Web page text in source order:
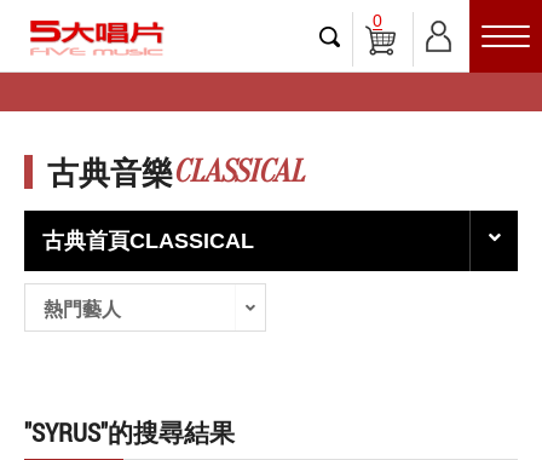
0
古典音樂CLASSICAL
古典首頁CLASSICAL
熱門藝人
"SYRUS"的搜尋結果